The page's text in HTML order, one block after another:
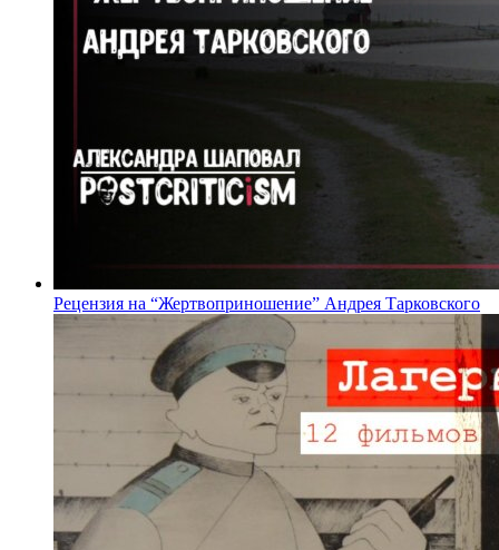
Рецензия на “Жертвоприношение” Андрея Тарковского